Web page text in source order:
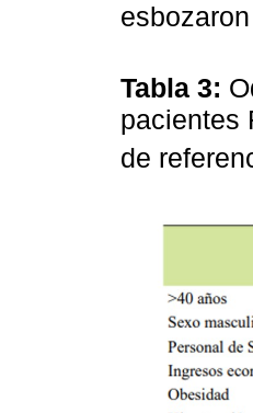
Tabla 3:
pacientes
de